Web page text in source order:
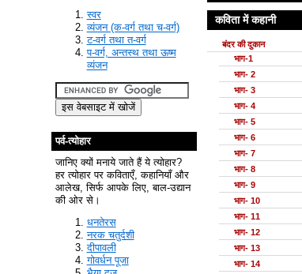
स्वर
व्यंजन (क-वर्ग तथा च-वर्ग)
ट-वर्ग तथा त-वर्ग
प-वर्ग, अन्तस्थ तथा ऊष्म
व्यंजन
पर्व-त्योहार
जानिए क्यों मनाये जाते हैं ये त्योहार?
हर त्योहार पर कविताएँ, कहानियाँ और
आलेख, सिर्फ आपके लिए, बाल-उद्यान
की ओर से।
धनतेरस
नरक चतुर्दशी
दीपावली
गोवर्धन पूजा
कविता में कहानी
बंदर की दुकान
भाग-1
भाग- 2
भाग- 3
भाग- 4
भाग- 5
भाग- 6
भाग- 7
भाग- 8
भाग- 9
भाग- 10
भाग- 11
भाग- 12
भाग- 13
भाग- 14